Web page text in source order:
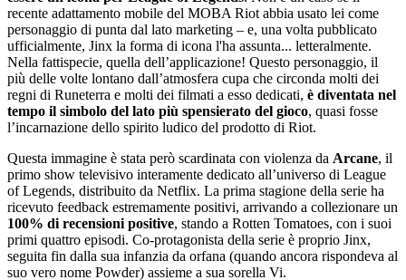
recente adattamento mobile del MOBA Riot abbia usato lei come
personaggio di punta dal lato marketing – e, una volta pubblicato
ufficialmente, Jinx la forma di icona l'ha assunta... letteralmente.
Nella fattispecie, quella dell’applicazione! Questo personaggio, il
più delle volte lontano dall’atmosfera cupa che circonda molti dei
regni di Runeterra e molti dei filmati a esso dedicati, è diventata nel
tempo il simbolo del lato più spensierato del gioco, quasi fosse
l’incarnazione dello spirito ludico del prodotto di Riot.
Questa immagine è stata però scardinata con violenza da Arcane, il
primo show televisivo interamente dedicato all’universo di League
of Legends, distribuito da Netflix. La prima stagione della serie ha
ricevuto feedback estremamente positivi, arrivando a collezionare un
100% di recensioni positive, stando a Rotten Tomatoes, con i suoi
primi quattro episodi. Co-protagonista della serie è proprio Jinx,
seguita fin dalla sua infanzia da orfana (quando ancora rispondeva al
suo vero nome Powder) assieme a sua sorella Vi.